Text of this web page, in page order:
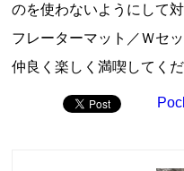
のを使わないようにして
フレーターマット／Ｗセ
仲良く楽しく満喫してくだ